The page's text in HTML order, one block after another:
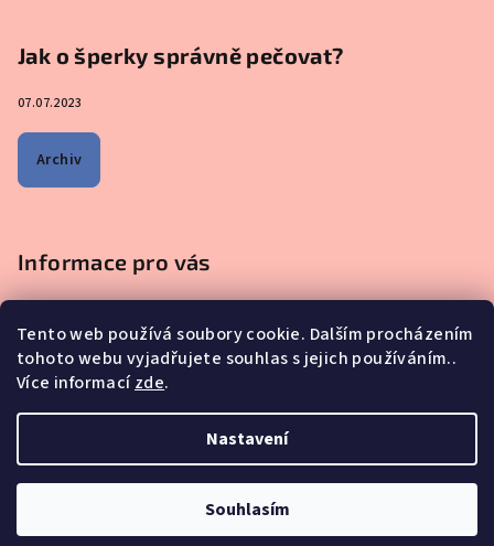
Tento web používá soubory cookie. Dalším procházením
tohoto webu vyjadřujete souhlas s jejich používáním..
Více informacízde.
Nastavení
Souhlasím
Jak o šperky správně pečovat?
07.07.2023
Archiv
Informace pro vás
Podmínky ochrany osobních údajů
Na co se mě nejčastěji ptáte - ŠPERKY Z MATEŘSKÉHO MLÉKA
Proč nakupovat u nás?
Reklamace, výměna a vrácení zboží
Vytvořil Shoptet